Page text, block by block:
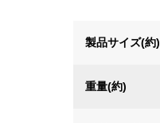
製品サイズ(約)
重量(約)